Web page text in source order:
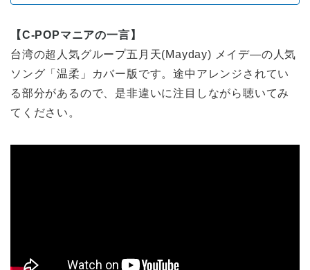
【C-POPマニアの一言】
台湾の超人気グループ五月天(Mayday) メイデ―の人気
ソング「温柔」カバー版です。途中アレンジされてい
る部分があるので、是非違いに注目しながら聴いてみ
てください。